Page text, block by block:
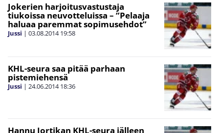
Jokerien harjoitusvastustaja
tiukoissa neuvotteluissa – ”Pelaaja
haluaa paremmat sopimusehdot”
Jussi | 03.08.2014 19:58
KHL-seura saa pitää parhaan
pistemiehensä
Jussi | 24.06.2014 18:36
Hannu Jortikan KHL-seura jälleen